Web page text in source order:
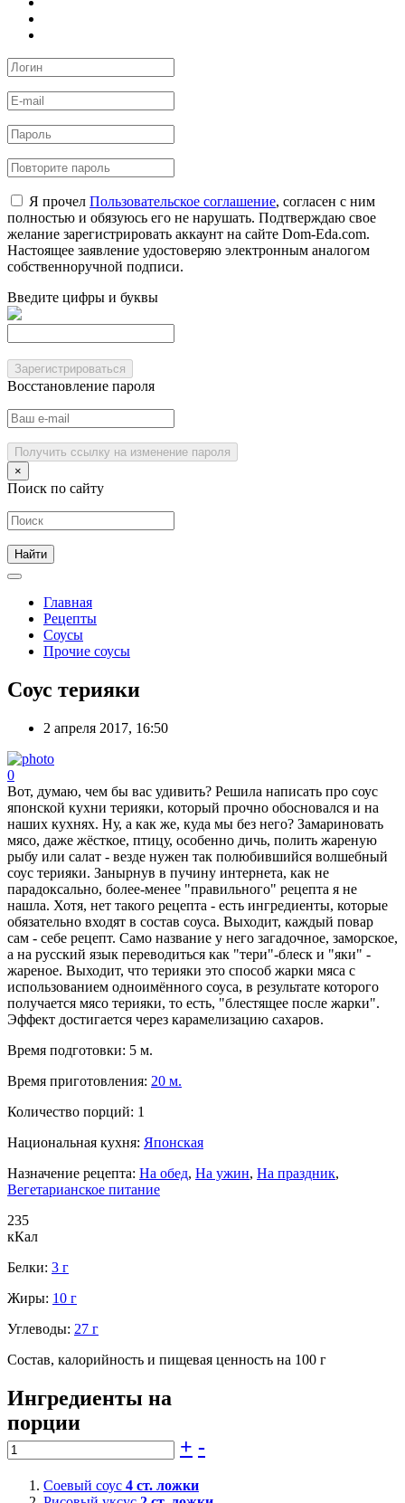
Я прочел Пользовательское соглашение, согласен с ним
полностью и обязуюсь его не нарушать. Подтверждаю свое
желание зарегистрировать аккаунт на сайте Dom-Eda.com.
Настоящее заявление удостоверяю электронным аналогом
собственноручной подписи.
Введите цифры и буквы
Зарегистрироваться
Восстановление пароля
Получить ссылку на изменение пароля
×
Поиск по сайту
Главная
Рецепты
Соусы
Прочие соусы
Соус терияки
2 апреля 2017, 16:50
0
Вот, думаю, чем бы вас удивить? Решила написать про соус
японской кухни терияки, который прочно обосновался и на
наших кухнях. Ну, а как же, куда мы без него? Замариновать
мясо, даже жёсткое, птицу, особенно дичь, полить жареную
рыбу или салат - везде нужен так полюбившийся волшебный
соус терияки. Занырнув в пучину интернета, как не
парадоксально, более-менее "правильного" рецепта я не
нашла. Хотя, нет такого рецепта - есть ингредиенты, которые
обязательно входят в состав соуса. Выходит, каждый повар
сам - себе рецепт. Само название у него загадочное, заморское,
а на русский язык переводиться как "тери"-блеск и "яки" -
жареное. Выходит, что терияки это способ жарки мяса с
использованием одноимённого соуса, в результате которого
получается мясо терияки, то есть, "блестящее после жарки".
Эффект достигается через карамелизацию сахаров.
Время подготовки: 5 м.
Время приготовления: 20 м.
Количество порций: 1
Национальная кухня: Японская
Назначение рецепта: На обед, На ужин, На праздник,
Вегетарианское питание
235
кКал
Белки: 3 г
Жиры: 10 г
Углеводы: 27 г
Состав, калорийность и пищевая ценность на 100 г
Ингредиенты на
порции
+ -
Соевый соус 4 ст. ложки